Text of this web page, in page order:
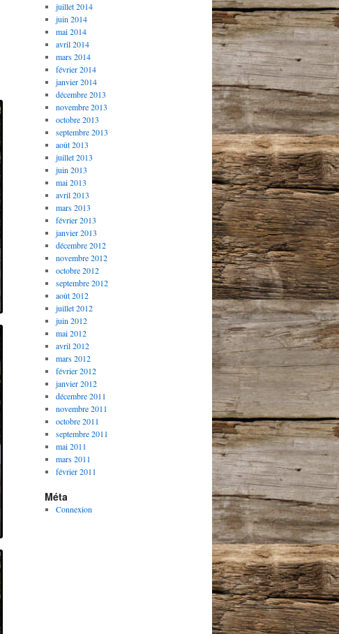
juillet 2014
juin 2014
mai 2014
avril 2014
mars 2014
février 2014
janvier 2014
décembre 2013
novembre 2013
octobre 2013
septembre 2013
août 2013
juillet 2013
juin 2013
mai 2013
avril 2013
mars 2013
février 2013
janvier 2013
décembre 2012
novembre 2012
octobre 2012
septembre 2012
août 2012
juillet 2012
juin 2012
mai 2012
avril 2012
mars 2012
février 2012
janvier 2012
décembre 2011
novembre 2011
octobre 2011
septembre 2011
mai 2011
mars 2011
février 2011
Méta
Connexion